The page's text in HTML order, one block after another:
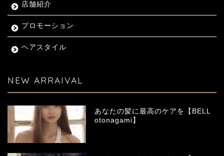
店舗紹介
プロモーション
ヘアスタイル
NEW ARRAIVAL
あなたの髪に最高のケアを【BELL
otonagami】